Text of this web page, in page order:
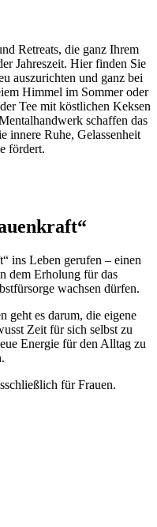
Retreats, die ganz Ihrem
Jahreszeit. Hier finden Sie
auszurichten und ganz bei
Himmel im Sommer oder
Tee mit köstlichen Keksen
schaffen das
innere Ruhe, Gelassenheit
fördert.
ins Leben gerufen – einen
dem Erholung für das
wachsen dürfen.
geht es darum, die eigene
Zeit für sich selbst zu
Energie für den Alltag zu
für Frauen.